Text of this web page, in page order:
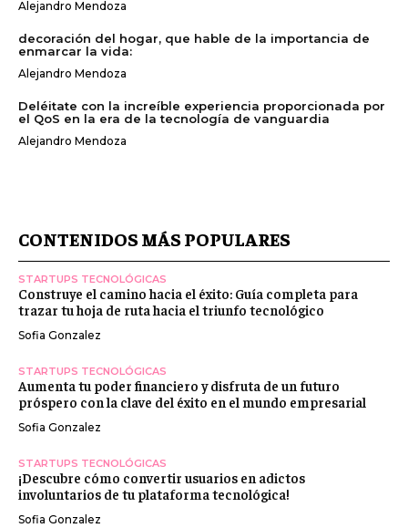
Alejandro Mendoza
decoración del hogar, que hable de la importancia de
enmarcar la vida:
Alejandro Mendoza
Deléitate con la increíble experiencia proporcionada por
el QoS en la era de la tecnología de vanguardia
Alejandro Mendoza
CONTENIDOS MÁS POPULARES
STARTUPS TECNOLÓGICAS
Construye el camino hacia el éxito: Guía completa para
trazar tu hoja de ruta hacia el triunfo tecnológico
Sofia Gonzalez
STARTUPS TECNOLÓGICAS
Aumenta tu poder financiero y disfruta de un futuro
próspero con la clave del éxito en el mundo empresarial
Sofia Gonzalez
STARTUPS TECNOLÓGICAS
¡Descubre cómo convertir usuarios en adictos
involuntarios de tu plataforma tecnológica!
Sofia Gonzalez